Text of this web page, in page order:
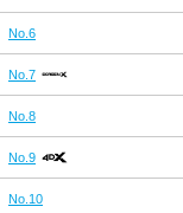
No.6
No.7
No.8
No.9
No.10